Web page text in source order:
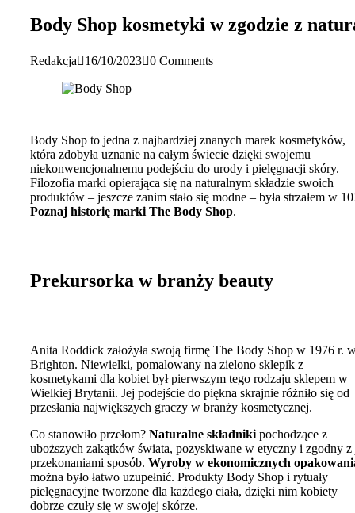
Body Shop kosmetyki w zgodzie z
Redakcja 16/10/2023 0 Comments
Body Shop to jedna z najbardziej znanych marek kosmetyków,
która zdobyła uznanie na całym świecie dzięki swojemu
niekonwencjonalnemu podejściu do urody i pielęgnacji skóry.
Filozofia marki opierająca się na naturalnym składzie swoich
produktów – jeszcze zanim stało się modne – była strzałem w
Poznaj historię marki The Body Shop.
Prekursorka w branży beauty
Anita Roddick założyła swoją firmę The Body Shop w 1976 r.
Brighton. Niewielki, pomalowany na zielono sklepik z
kosmetykami dla kobiet był pierwszym tego rodzaju sklepem w
Wielkiej Brytanii. Jej podejście do piękna skrajnie różniło się od
przesłania największych graczy w branży kosmetycznej.
Co stanowiło przełom? Naturalne składniki pochodzące z
uboższych zakątków świata, pozyskiwane w etyczny i zgodny z
przekonaniami sposób. Wyroby w ekonomicznych
można było łatwo uzupełnić. Produkty Body Shop i rytuały
pielęgnacyjne tworzone dla każdego ciała, dzięki nim kobiety
dobrze czuły się w swojej skórze.